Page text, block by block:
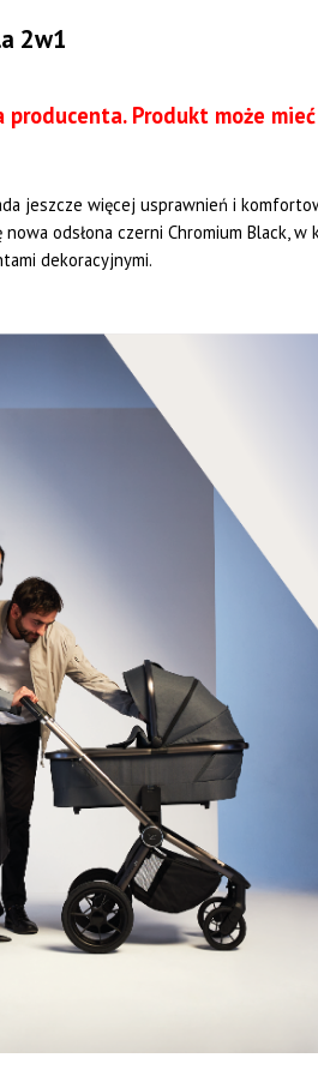
2w1
producenta. Produkt może
jeszcze więcej usprawnień i
odsłona czerni Chromium Black,
dekoracyjnymi.